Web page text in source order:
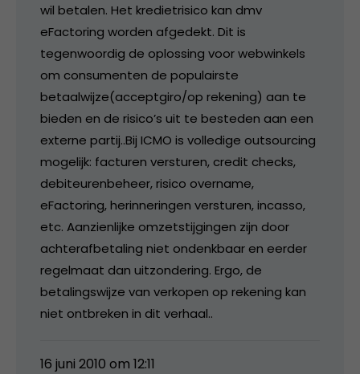
wil betalen. Het kredietrisico kan dmv
eFactoring worden afgedekt. Dit is
tegenwoordig de oplossing voor webwinkels
om consumenten de populairste
betaalwijze(acceptgiro/op rekening) aan te
bieden en de risico’s uit te besteden aan een
externe partij..Bij ICMO is volledige outsourcing
mogelijk: facturen versturen, credit checks,
debiteurenbeheer, risico overname,
eFactoring, herinneringen versturen, incasso,
etc. Aanzienlijke omzetstijgingen zijn door
achterafbetaling niet ondenkbaar en eerder
regelmaat dan uitzondering. Ergo, de
betalingswijze van verkopen op rekening kan
niet ontbreken in dit verhaal..
16 juni 2010 om 12:11